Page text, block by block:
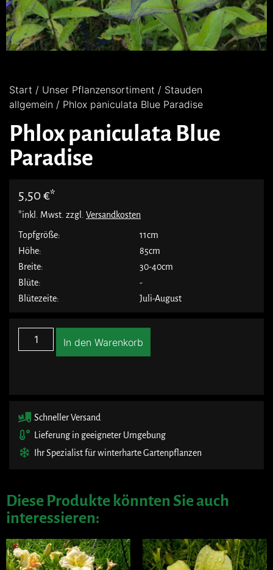
Start / Unser Pflanzensortiment / Stauden
allgemein / Phlox paniculata Blue Paradise
Phlox paniculata Blue
Paradise
5,50 €
*inkl. Mwst. zzgl. Versandkosten
Topfgröße:
11cm
Höhe:
85cm
Breite:
30-40cm
Blüte:
-
Blütezeite:
Juli-August
In den Warenkorb
Schneller Versand
Lieferung in geeigneter Umgebung
Ihr Spezialist für winterharte Gartenpflanzen
Diese Produkte könnten Sie auch
interessieren: